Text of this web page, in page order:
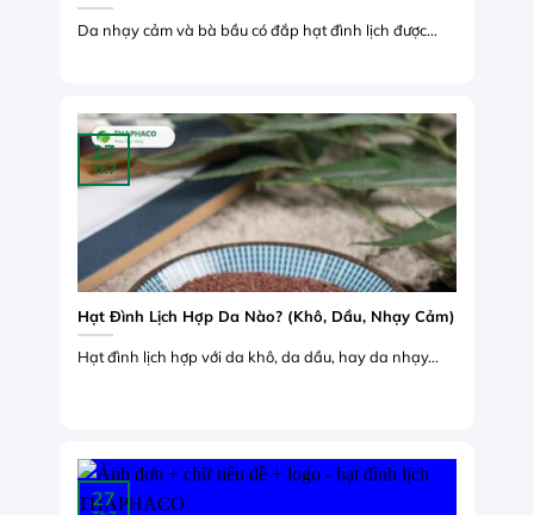
Da nhạy cảm và bà bầu có đắp hạt đình lịch được...
Hạt Đình Lịch Hợp Da Nào? (Khô, Dầu, Nhạy Cảm)
Hạt đình lịch hợp với da khô, da dầu, hay da nhạy...
27
Th7
27